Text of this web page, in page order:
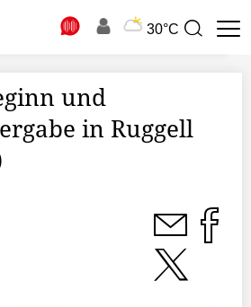
30°C
Suchbegriff
und
in Ruggell